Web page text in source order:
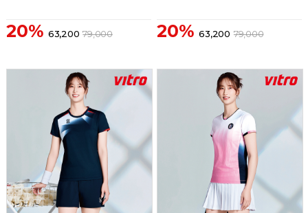
20% 63,200 79,000 20% 63,200 79,000